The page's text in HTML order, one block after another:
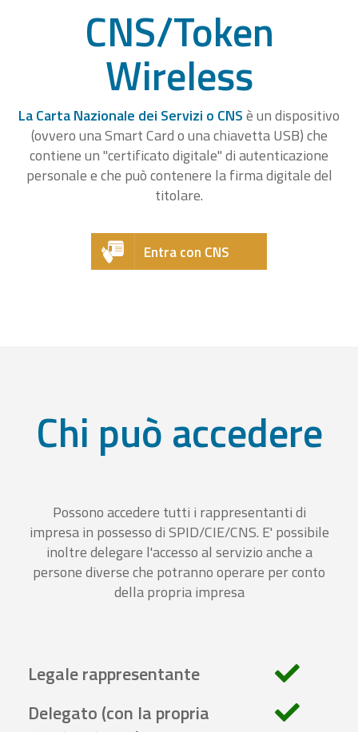
CNS/Token
Wireless
La Carta Nazionale dei Servizi o CNSè un dispositivo
(ovvero una Smart Card o una chiavetta USB) che
contiene un "certificato digitale" di autenticazione
personale e che può contenere la firma digitale del
titolare.
Entra con CNS
Chi può accedere
Possono accedere tutti i rappresentanti di
impresa in possesso di SPID/CIE/CNS. E' possibile
inoltre delegare l'accesso al servizio anche a
persone diverse che potranno operare per conto
della propria impresa
Legale rappresentante
Delegato (con la propria